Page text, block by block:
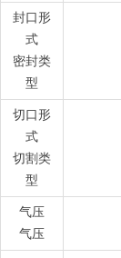
封口形
式
密封类
型
切口形
式
切割类
型
气压
气压